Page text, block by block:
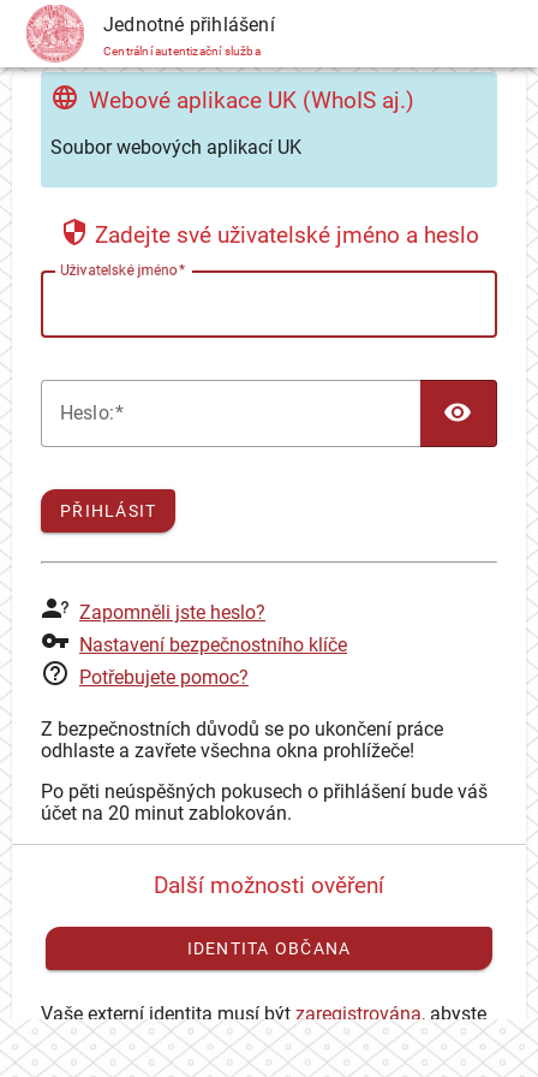
CAS Jednotné přihlášení
Centrální autentizační služba
Webové aplikace UK (WhoIS aj.)
Soubor webových aplikací UK
Zadejte své uživatelské jméno a heslo
Uživatelské jméno
Heslo:
PŘIHLÁSIT
Zapomněli jste heslo?
Nastavení bezpečnostního klíče
Potřebujete pomoc?
Z bezpečnostních důvodů se po ukončení práce
odhlaste a zavřete všechna okna prohlížeče!
Po pěti neúspěšných pokusech o přihlášení bude váš
účet na 20 minut zablokován.
Další možnosti ověření
IDENTITA OBČANA
Vaše externí identita musí být zaregistrována, abyste
se mohli přihlásit ke svému CAS účtu.